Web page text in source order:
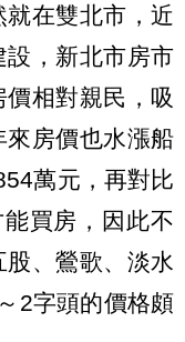
在雙北市，近
，新北市房市
相對親民，吸
來房價也水漲船
萬元，再對比
買房，因此不
、鶯歌、淡水
2字頭的價格頗